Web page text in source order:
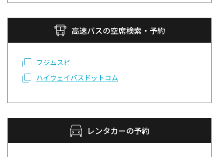
高速バスの空席検索・予約
フジムスビ
ハイウェイバスドットコム
レンタカーの予約